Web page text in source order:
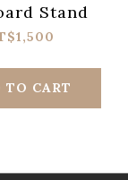
Stand
TO CART